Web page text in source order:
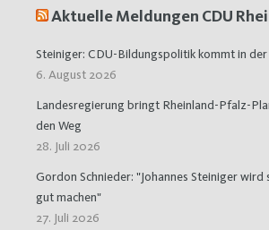
Aktuelle Meldungen CDU
Steiniger: CDU-Bildungspolitik kommt in der
6. August 2026
Landesregierung bringt Rheinland-Pfalz-
den Weg
28. Juli 2026
Gordon Schnieder: "Johannes Steiniger wird
gut machen"
27. Juli 2026